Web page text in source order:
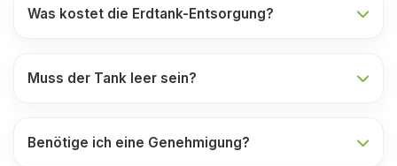
Was kostet die Erdtank-Entsorgung?
Muss der Tank leer sein?
Benötige ich eine Genehmigung?